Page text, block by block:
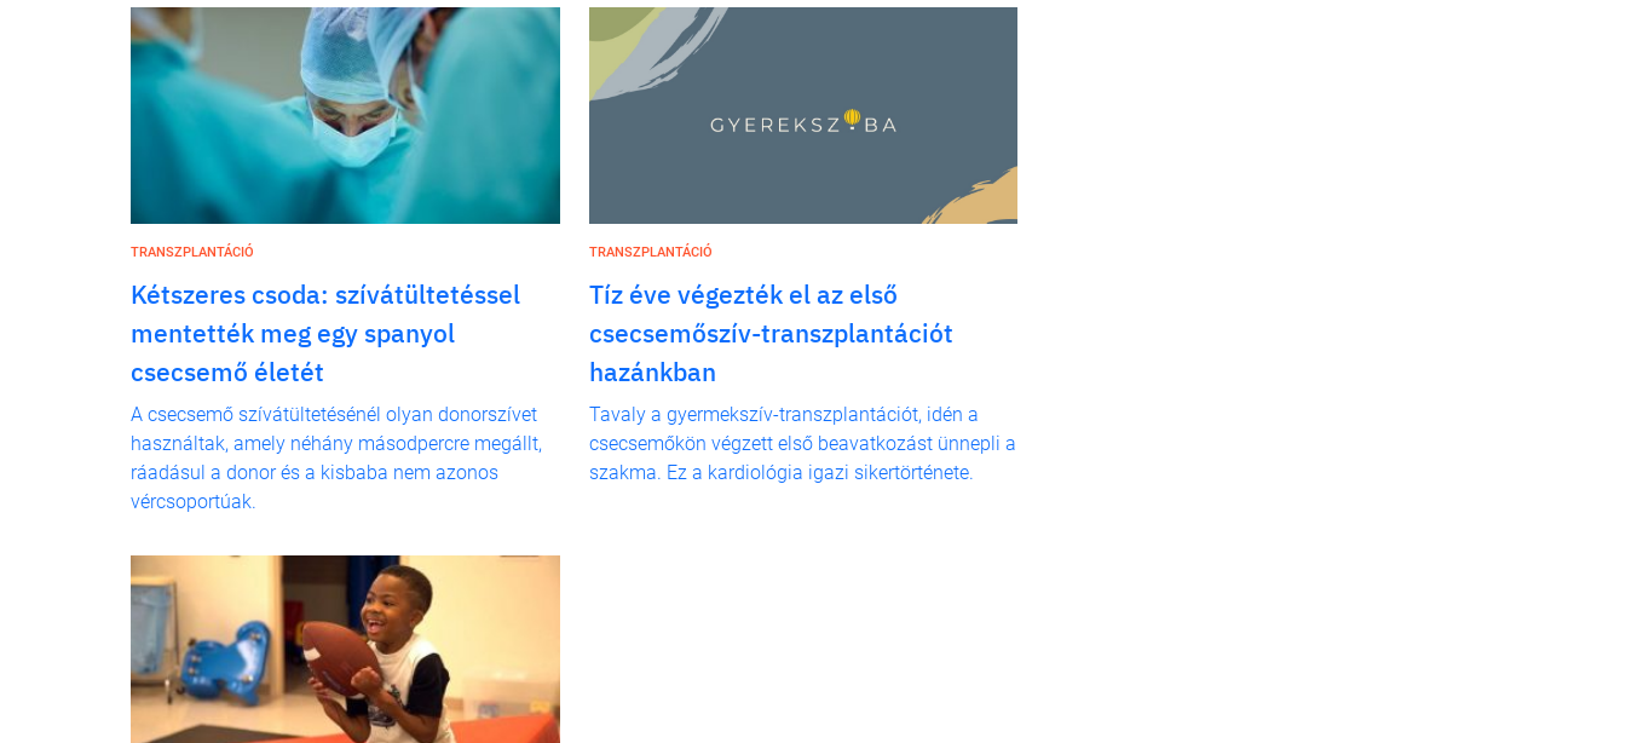
TRANSZPLANTÁCIÓ
Kétszeres csoda: szívátültetéssel
mentették meg egy spanyol
csecsemő életét
A csecsemő szívátültetésénél olyan donorszívet
használtak, amely néhány másodpercre megállt,
ráadásul a donor és a kisbaba nem azonos
vércsoportúak.
TRANSZPLANTÁCIÓ
Tíz éve végezték el az első
csecsemőszív-transzplantációt
hazánkban
Tavaly a gyermekszív-transzplantációt, idén a
csecsemőkön végzett első beavatkozást ünnepli a
szakma. Ez a kardiológia igazi sikertörténete.